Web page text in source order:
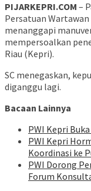
PIJARKEPRI.COM –
Persatuan
menanggapi
mempersoalkan
Riau (Kepri).
SC menegaskan,
diganggu lagi.
Bacaan Lainnya
PWI Kepri
PWI Kepri
Koordinasi ke
PWI Dorong
Forum